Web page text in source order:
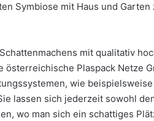
Symbiose mit Haus und Garten
mit qualitativ
österreichische Plaspack Netze
wie
lassen sich jederzeit sowohl
wo man sich ein schattiges